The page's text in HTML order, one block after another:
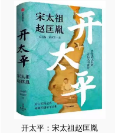
开太平：宋太祖赵匡胤